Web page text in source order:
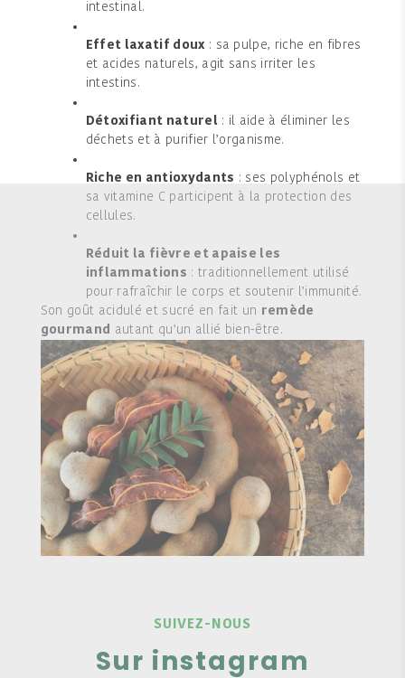
intestinal.
Effet laxatif doux : sa pulpe, riche en fibres
et acides naturels, agit sans irriter les
intestins.
Détoxifiant naturel : il aide à éliminer les
déchets et à purifier l’organisme.
Riche en antioxydants : ses polyphénols et
sa vitamine C participent à la protection des
cellules.
Réduit la fièvre et apaise les
inflammations : traditionnellement utilisé
pour rafraîchir le corps et soutenir l’immunité.
Son goût acidulé et sucré en fait un remède
gourmand autant qu’un allié bien-être.
SUIVEZ-NOUS
Sur instagram